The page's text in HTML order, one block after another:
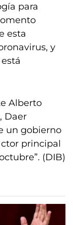
para
esta
y
Alberto
Daer
un gobierno
principal
(DIB)